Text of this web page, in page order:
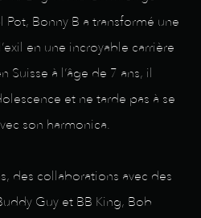
Bonny B a transformé une
en une incroyable carrière
Suisse à l’âge de 7 ans, il
et ne tarde pas à se
son harmonica.
des collaborations avec des
Guy et BB King, Bob